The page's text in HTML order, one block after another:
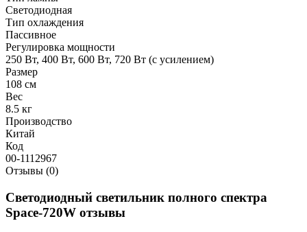
Светодиодная
Тип охлаждения
Пассивное
Регулировка мощности
250 Вт, 400 Вт, 600 Вт, 720 Вт (с усилением)
Размер
108 см
Вес
8.5 кг
Производство
Китай
Код
00-1112967
Отзывы (0)
Светодиодный светильник полного спектра
Space-720W отзывы